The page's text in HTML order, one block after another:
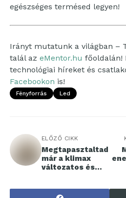
egészséges termésed legyen!
Irányt mutatunk a világban –
talál az eMentor.hu főoldalán!
technológiai híreket és
Facebookon is!
Fényforrás Led
ELŐZŐ CIKK
Megtapasztaltad
már a klimax
változatos és